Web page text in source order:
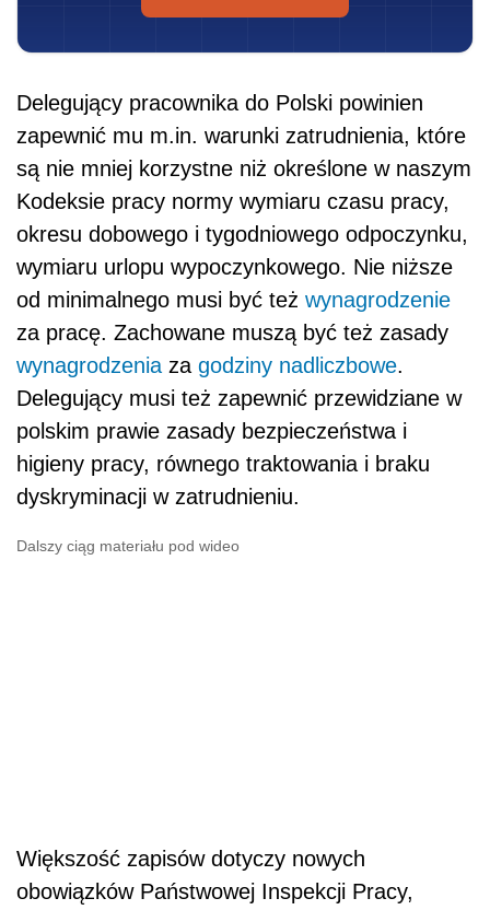
Delegujący pracownika do Polski powinien
zapewnić mu m.in. warunki zatrudnienia, które
są nie mniej korzystne niż określone w naszym
Kodeksie pracy normy wymiaru czasu pracy,
okresu dobowego i tygodniowego odpoczynku,
wymiaru urlopu wypoczynkowego. Nie niższe
od minimalnego musi być też wynagrodzenie
za pracę. Zachowane muszą być też zasady
wynagrodzeniaza godziny nadliczbowe.
Delegujący musi też zapewnić przewidziane w
polskim prawie zasady bezpieczeństwa i
higieny pracy, równego traktowania i braku
dyskryminacji w zatrudnieniu.
Dalszy ciąg materiału pod wideo
Większość zapisów dotyczy nowych
obowiązków Państwowej Inspekcji Pracy,